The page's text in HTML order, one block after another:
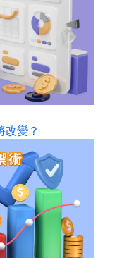
改變？